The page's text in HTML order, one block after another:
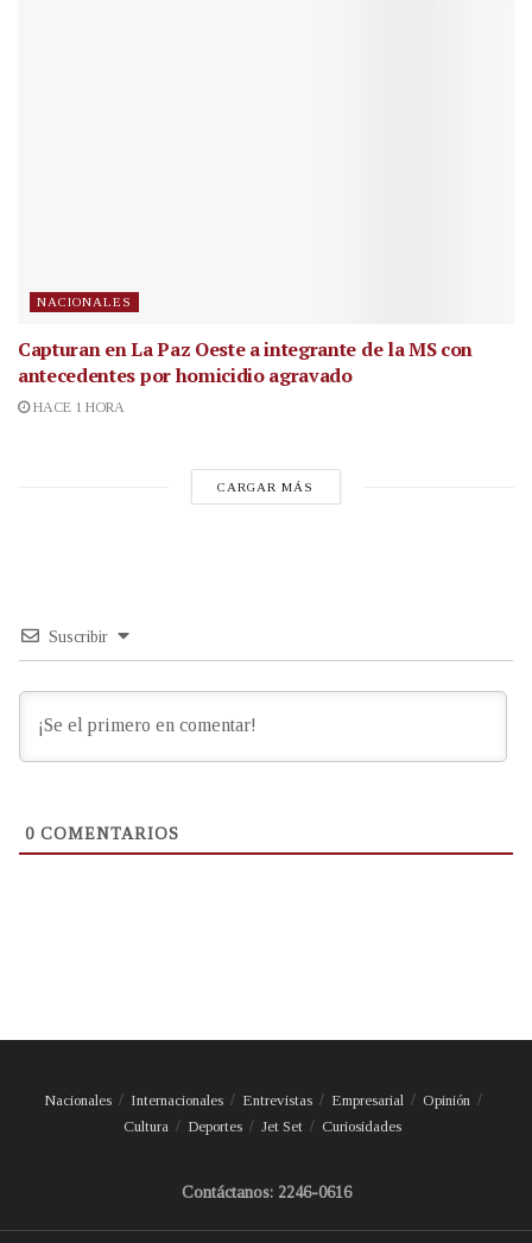
NACIONALES
Capturan en La Paz Oeste a integrante de la MS con
antecedentes por homicidio agravado
HACE 1 HORA
CARGAR MÁS
Suscribir
0 COMENTARIOS
Nacionales Internacionales Entrevistas Empresarial
Opinión
Cultura
Deportes Jet Set Curiosidades
Contáctanos: 2246-0616